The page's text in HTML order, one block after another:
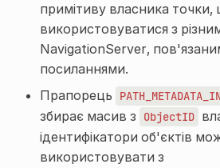
примітиву власника точки,
використовуватися з
NavigationServer,
посиланнями.
Прапорець
збирає масив з ObjectID
ідентифікатори об'єктів
використовувати з